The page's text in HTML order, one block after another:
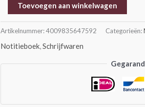
Toevoegen aan winkelwagen
Artikelnummer:4009835647592 Categorieën:
Notitieboek,Schrijfwaren